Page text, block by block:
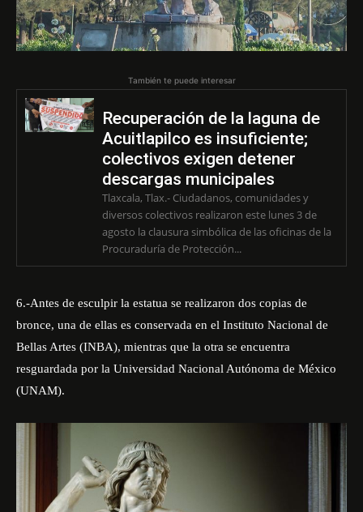
También te puede interesar
Recuperación de la laguna de
Acuitlapilco es insuficiente;
colectivos exigen detener
descargas municipales
Tlaxcala, Tlax.- Ciudadanos, comunidades y
diversos colectivos realizaron este lunes 3 de
agosto la clausura simbólica de las oficinas de la
Procuraduría de Protección...
6.-Antes de esculpir la estatua se realizaron dos copias de
bronce, una de ellas es conservada en el Instituto Nacional de
Bellas Artes (INBA), mientras que la otra se encuentra
resguardada por la Universidad Nacional Autónoma de México
(UNAM).